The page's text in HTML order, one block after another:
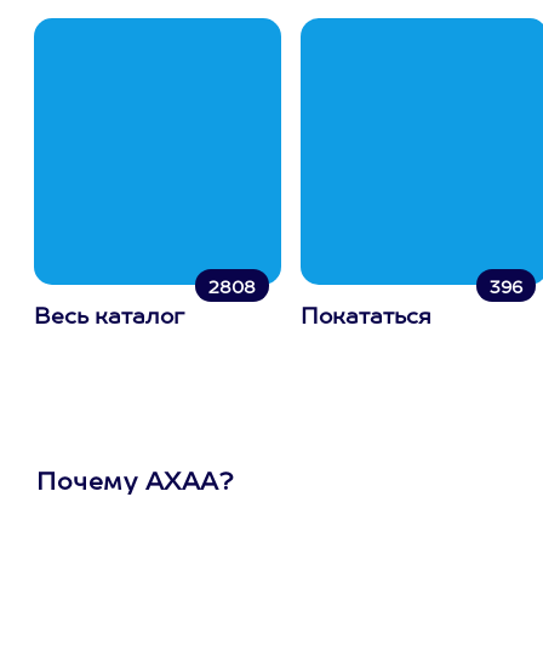
2808
Весь каталог
396
Покататься
Почему АХАА?